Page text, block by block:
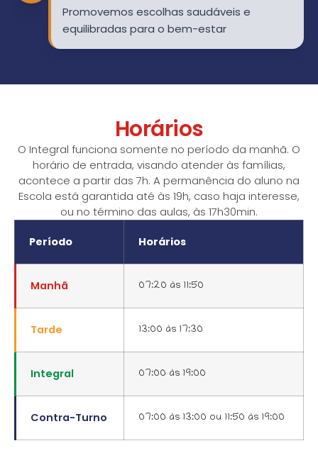
Promovemos escolhas saudáveis e
equilibradas para o bem-estar
Horários
O Integral funciona somente no período da manhã. O
horário de entrada, visando atender às famílias,
acontece a partir das 7h. A permanência do aluno na
Escola está garantida até às 19h, caso haja interesse,
ou no término das aulas, às 17h30min.
Período Horários
Manhã 07:20 às 11:50
Tarde 13:00 às 17:30
Integral 07:00 às 19:00
Contra-Turno 07:00 às 13:00 ou 11:50 às 19:00